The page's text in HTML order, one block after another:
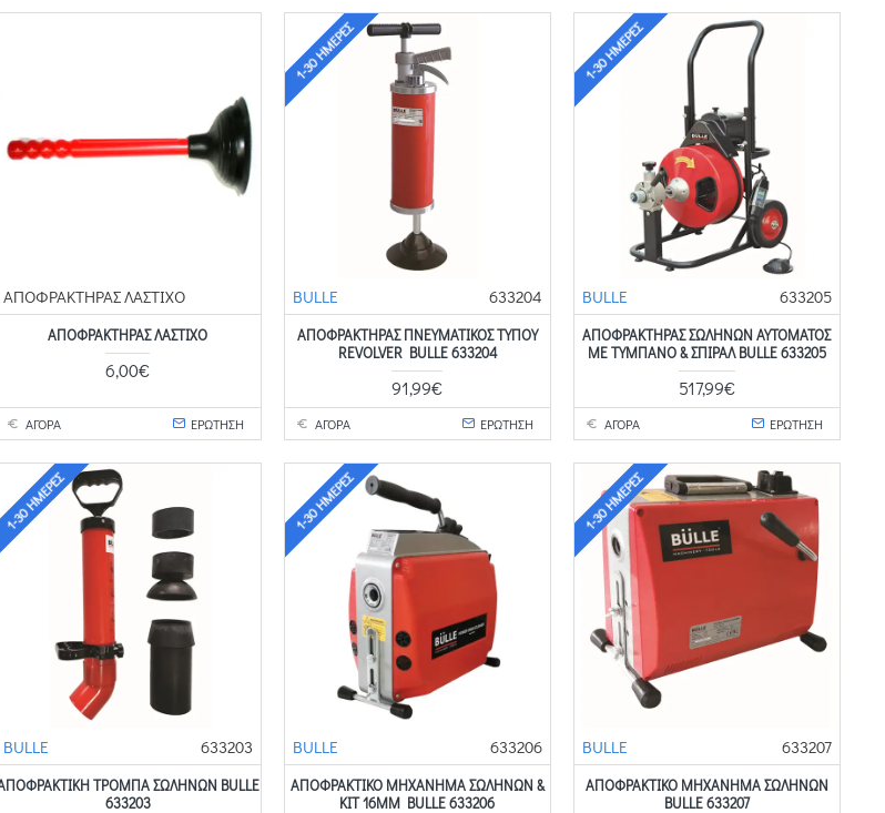
ΑΠΟΦΡΑΚΤΗΡΑΣ ΛΑΣΤΙΧΟ
ΑΠΟΦΡΑΚΤΗΡΑΣ ΛΑΣΤΙΧΟ
6,00€
ΑΓΟΡΑ ΕΡΩΤΗΣΗ
1-30 ΗΜΈΡΕΣ
BULLE 633204
ΑΠΟΦΡΑΚΤΉΡΑΣ ΠΝΕΥΜΑΤΙΚΌΣ ΤΎΠΟΥ
REVOLVER BULLE 633204
91,99€
ΑΓΟΡΑ ΕΡΩΤΗΣΗ
1-30 ΗΜΈΡΕΣ
BULLE 633205
ΑΠΟΦΡΑΚΤΉΡΑΣ ΣΩΛΉΝΩΝ ΑΥΤΌΜΑΤΟΣ
ΜΕ ΤΎΜΠΑΝΟ & ΣΠΙΡΆΛ BULLE 633205
517,99€
ΑΓΟΡΑ ΕΡΩΤΗΣΗ
1-30 ΗΜΈΡΕΣ
BULLE 633203
ΤΡΌΜΠΑ ΣΩΛΉΝΩΝ BULLE
633203
1-30 ΗΜΈΡΕΣ
BULLE 633206
ΑΠΟΦΡΑΚΤΙΚΌ ΜΗΧΆΝΗΜΑ ΣΩΛΉΝΩΝ &
ΚΙΤ 16MM BULLE 633206
1-30 ΗΜΈΡΕΣ
BULLE 633207
ΑΠΟΦΡΑΚΤΙΚΌ ΜΗΧΆΝΗΜΑ ΣΩΛΉΝΩΝ
BULLE 633207